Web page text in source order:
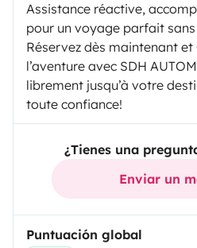
Assistance réactive,
pour un voyage parfait
Réservez dès maintenant
l’aventure avec SDH
librement jusqu’à votre
toute confiance!
¿Tienes una
Enviar un
Puntuación global